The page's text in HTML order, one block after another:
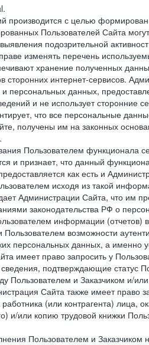
производится с целью
Пользователей Сайта
подозрительной
изменять перечень
хранение полученных
сторонних интернет-сервисов.
персональных данных,
и не использует
что все персональные
получены им на законных
Пользователем функционала
и признает, что данный
как есть и
исходя из такой
Администрации Сайта, что им
законодательства РФ о
информации (отчетов)
Пользователем возможности
персональных данных, а именно
имеет право запросить у
подтверждающие статус
Пользователем и Заказчиком и/
Сайта также имеет право
работника (или контрагента)
и/или копию трудовой книжки
Пользователем и Заказчиком